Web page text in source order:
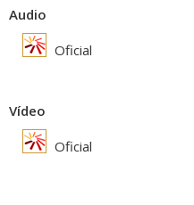
Audio
Oficial
Vídeo
Oficial